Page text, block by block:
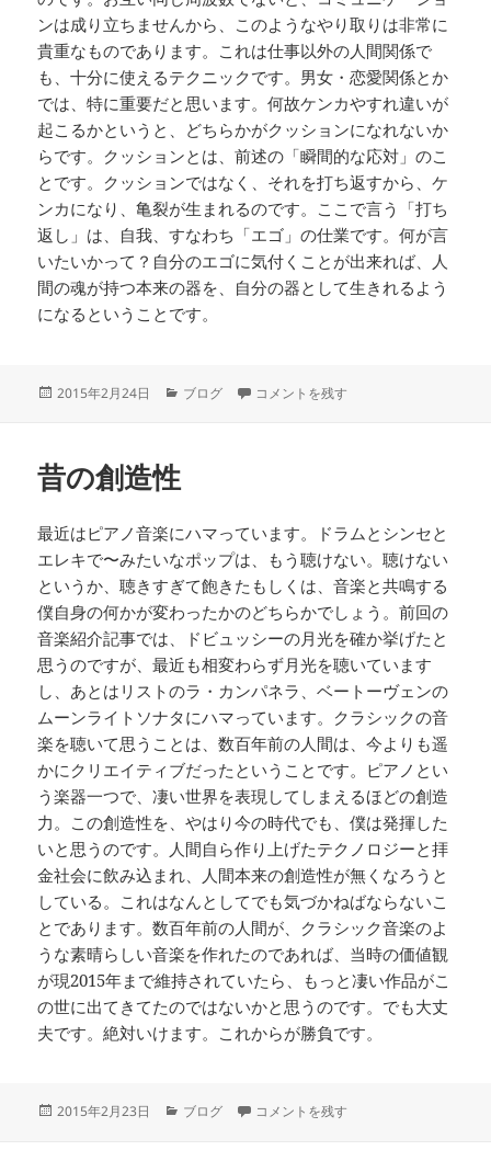
ンは成り立ちませんから、このようなやり取りは非常に
貴重なものであります。これは仕事以外の人間関係で
も、十分に使えるテクニックです。男女・恋愛関係とか
では、特に重要だと思います。何故ケンカやすれ違いが
起こるかというと、どちらかがクッションになれないか
らです。クッションとは、前述の「瞬間的な応対」のこ
とです。クッションではなく、それを打ち返すから、ケ
ンカになり、亀裂が生まれるのです。ここで言う「打ち
返し」は、自我、すなわち「エゴ」の仕業です。何が言
いたいかって？自分のエゴに気付くことが出来れば、人
間の魂が持つ本来の器を、自分の器として生きれるよう
になるということです。
投
2015年2月24日
カ
ブログ 180 に
コメントを残す
昔の創造性
最近はピアノ音楽にハマっています。ドラムとシンセと
エレキで〜みたいなポップは、もう聴けない。聴けない
というか、聴きすぎて飽きたもしくは、音楽と共鳴する
僕自身の何かが変わったかのどちらかでしょう。前回の
音楽紹介記事では、ドビュッシーの月光を確か挙げたと
思うのですが、最近も相変わらず月光を聴いています
し、あとはリストのラ・カンパネラ、ベートーヴェンの
ムーンライトソナタにハマっています。クラシックの音
楽を聴いて思うことは、数百年前の人間は、今よりも遥
かにクリエイティブだったということです。ピアノとい
う楽器一つで、凄い世界を表現してしまえるほどの創造
力。この創造性を、やはり今の時代でも、僕は発揮した
いと思うのです。人間自ら作り上げたテクノロジーと拝
金社会に飲み込まれ、人間本来の創造性が無くなろうと
している。これはなんとしてでも気づかねばならないこ
とであります。数百年前の人間が、クラシック音楽のよ
うな素晴らしい音楽を作れたのであれば、当時の価値観
が現2015年まで維持されていたら、もっと凄い作品がこ
の世に出てきてたのではないかと思うのです。でも大丈
夫です。絶対いけます。これからが勝負です。
投
2015年2月23日
カ
ブログ 昔の創造性 に
コメントを残す